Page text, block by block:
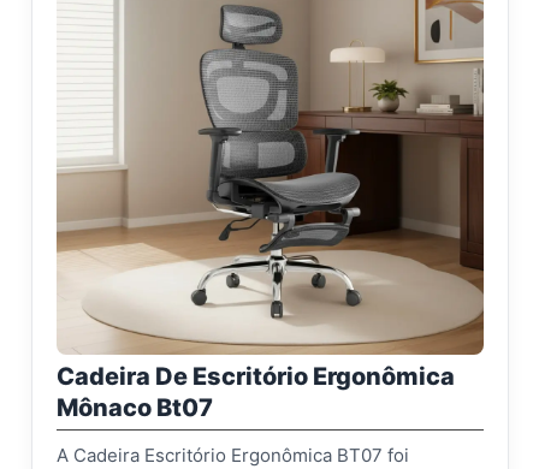
Cadeira De Escritório Ergonômica
Mônaco Bt07
A Cadeira Escritório Ergonômica BT07 foi